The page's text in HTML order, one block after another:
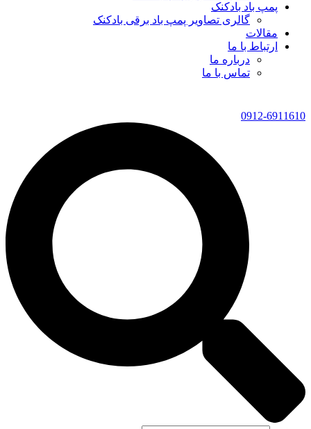
پمپ باد بادکنک
گالری تصاویر پمپ باد برقی بادکنک
مقالات
ارتباط با ما
درباره ما
تماس با ما
0912-6911610